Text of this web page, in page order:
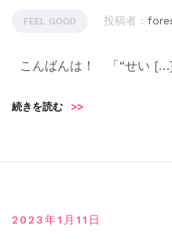
FEEL GOOD 投稿者 :
こんばんは！ 「“せい […]
続きを読む >>
2023年1月11日